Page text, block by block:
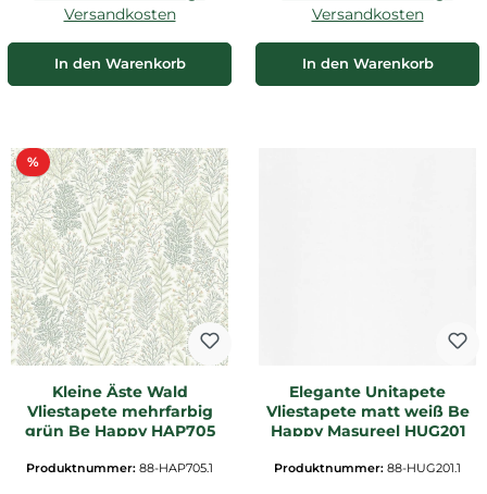
Versandkosten
In den Warenkorb
Versandkosten
In den Warenkorb
%Rabatt
Kleine Äste Wald
Vliestapete mehrfarbig
grün Be Happy HAP705
Produktnummer: 88-HAP705.1
Elegante Unitapete
Vliestapete matt weiß Be
Happy Masureel HUG201
Produktnummer: 88-HUG201.1